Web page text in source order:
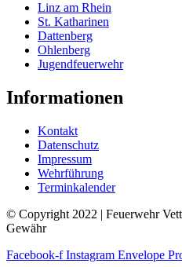
Linz am Rhein
St. Katharinen
Dattenberg
Ohlenberg
Jugendfeuerwehr
Informationen
Kontakt
Datenschutz
Impressum
Wehrführung
Terminkalender
© Copyright 2022 | Feuerwehr
Gewähr
Facebook-f Instagram Envelope